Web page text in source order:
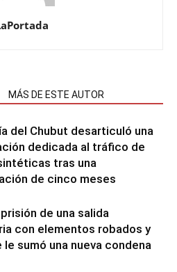
MÁS DE ESTE AUTOR
del Chubut desarticuló una
dedicada al tráfico de
tras una
de cinco meses
de una salida
con elementos robados y
le sumó una nueva condena